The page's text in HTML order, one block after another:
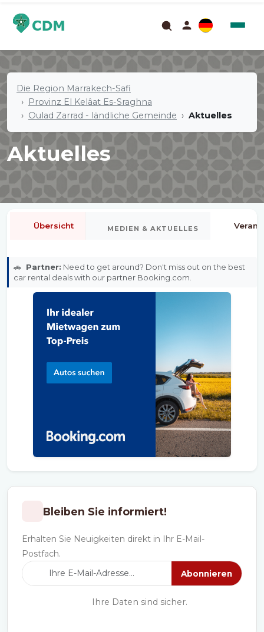
Die Region Marrakech-Safi
Provinz El Kelâat Es-Sraghna
Oulad Zarrad - ländliche Gemeinde
Aktuelles
Aktuelles
Übersicht MEDIEN & AKTUELLES
🚗 Partner: Need to get around? Don't miss out on the best
car rental deals with our partner Booking.com.
Bleiben Sie informiert!
Erhalten Sie Neuigkeiten direkt in Ihr E-Mail-
Postfach.
Abonnieren
Ihre Daten sind sicher.